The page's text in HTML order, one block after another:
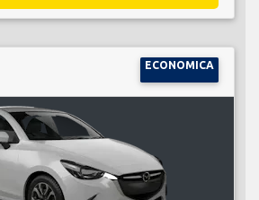
ECONOMICA